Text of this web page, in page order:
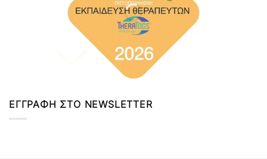
ΕΓΓΡΑΦΗ ΣΤΟ NEWSLETTER